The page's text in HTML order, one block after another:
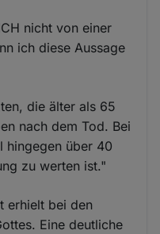
nicht von einer
ich diese Aussage
die älter als 65
nach dem Tod. Bei
hingegen über 40
zu werten ist."
erhielt bei den
Eine deutliche